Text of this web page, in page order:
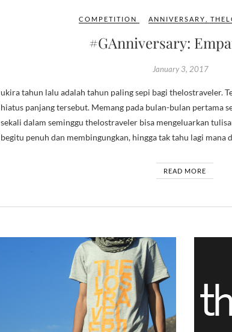
COMPETITION ANNIVERSARY
#GAnniversary:
January 3, 2017
hiatus panjang tersebut. Memang pada bulan-bulan pertama
sekali dalam seminggu thelostraveler bisa mengeluarkan
begitu penuh dan membingungkan, hingga tak tahu lagi mana
READ MORE